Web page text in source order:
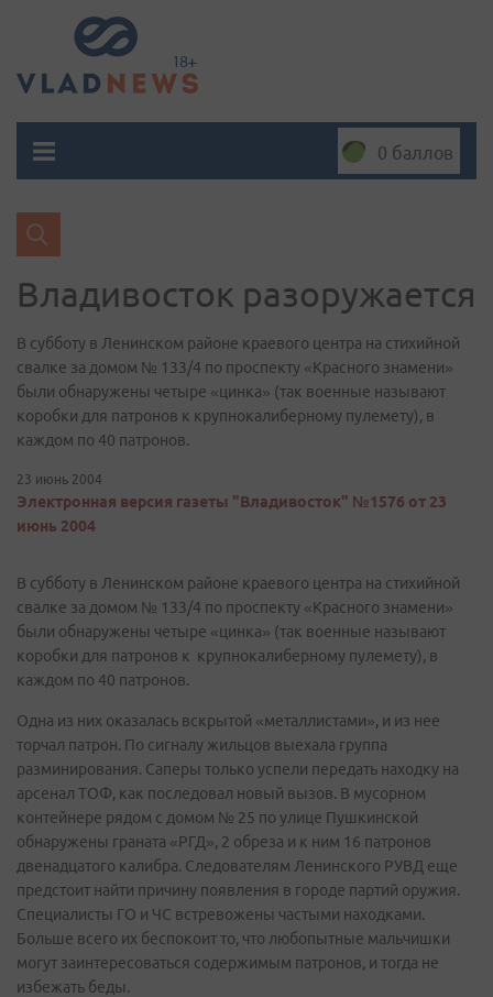
0 баллов
Владивосток разоружается
В субботу в Ленинском районе краевого центра на стихийной
свалке за домом № 133/4 по проспекту «Красного знамени»
были обнаружены четыре «цинка» (так военные называют
коробки для патронов к крупнокалиберному пулемету), в
каждом по 40 патронов.
23 июнь 2004
Электронная версия газеты "Владивосток" №1576 от 23
июнь 2004
В субботу в Ленинском районе краевого центра на стихийной
свалке за домом № 133/4 по проспекту «Красного знамени»
были обнаружены четыре «цинка» (так военные называют
коробки для патронов к крупнокалиберному пулемету), в
каждом по 40 патронов.
Одна из них оказалась вскрытой «металлистами», и из нее
торчал патрон. По сигналу жильцов выехала группа
разминирования. Саперы только успели передать находку на
арсенал ТОФ, как последовал новый вызов. В мусорном
контейнере рядом с домом № 25 по улице Пушкинской
обнаружены граната «РГД», 2 обреза и к ним 16 патронов
двенадцатого калибра. Следователям Ленинского РУВД еще
предстоит найти причину появления в городе партий оружия.
Специалисты ГО и ЧС встревожены частыми находками.
Больше всего их беспокоит то, что любопытные мальчишки
могут заинтересоваться содержимым патронов, и тогда не
избежать беды.